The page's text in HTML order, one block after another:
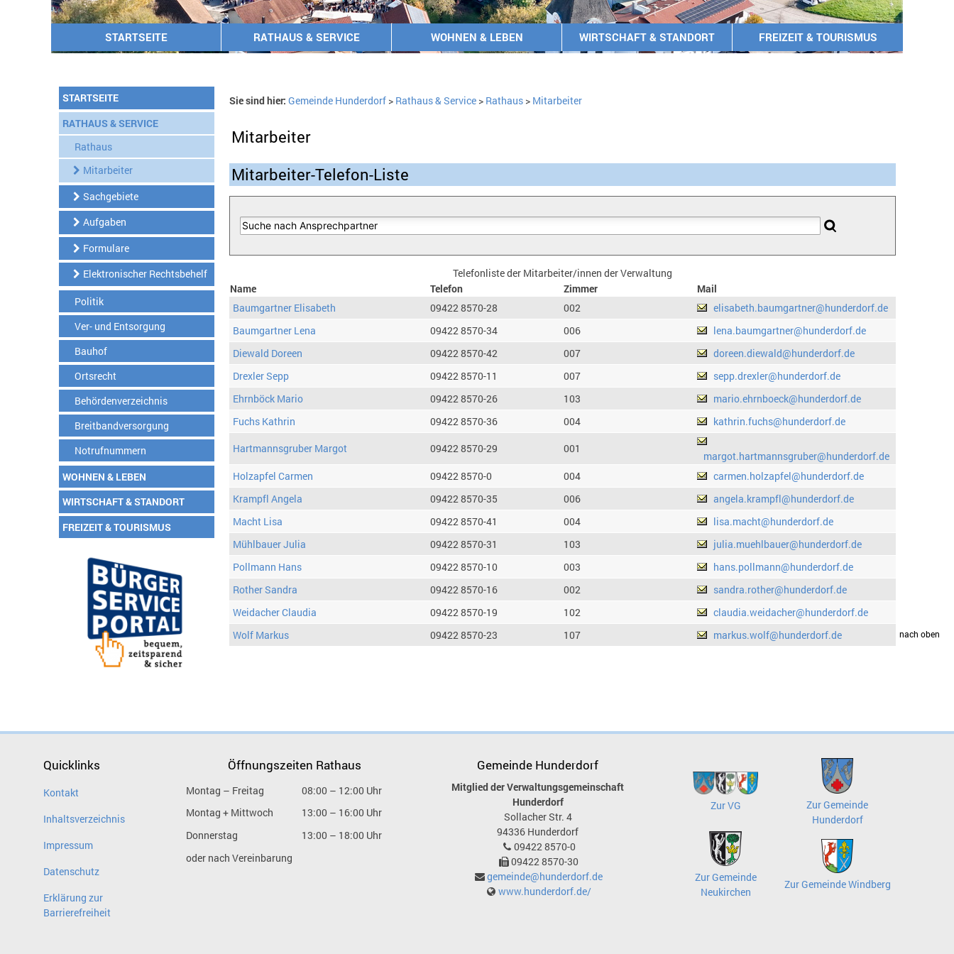
STARTSEITE RATHAUS & SERVICE WOHNEN & LEBEN WIRTSCHAFT & STANDORT FREIZEIT & TOURISMUS
STARTSEITE
RATHAUS & SERVICE
Rathaus
Mitarbeiter
Sachgebiete
Aufgaben
Formulare
Elektronischer Rechtsbehelf
Politik
Ver- und Entsorgung
Bauhof
Ortsrecht
Behördenverzeichnis
Breitbandversorgung
Notrufnummern
WOHNEN & LEBEN
WIRTSCHAFT & STANDORT
FREIZEIT & TOURISMUS
Sie sind hier: Gemeinde Hunderdorf> Rathaus & Service> Rathaus> Mitarbeiter
Mitarbeiter
Mitarbeiter-Telefon-Liste
Telefonliste der Mitarbeiter/innen der Verwaltung
Name
Telefon Zimmer
Mail
Baumgartner Elisabeth
09422 8570-28 002
elisabeth.baumgartner@hunderdorf.de
Baumgartner Lena
09422 8570-34 006
lena.baumgartner@hunderdorf.de
Diewald Doreen
09422 8570-42 007
doreen.diewald@hunderdorf.de
Drexler Sepp
09422 8570-11 007
sepp.drexler@hunderdorf.de
Ehrnböck Mario
09422 8570-26 103
mario.ehrnboeck@hunderdorf.de
Fuchs Kathrin
09422 8570-36 004
kathrin.fuchs@hunderdorf.de
Hartmannsgruber Margot
09422 8570-29 001
margot.hartmannsgruber@hunderdorf.de
Holzapfel Carmen
09422 8570-0 004
carmen.holzapfel@hunderdorf.de
Krampfl Angela
09422 8570-35 006
angela.krampfl@hunderdorf.de
Macht Lisa
09422 8570-41 004
lisa.macht@hunderdorf.de
Mühlbauer Julia
09422 8570-31 103
julia.muehlbauer@hunderdorf.de
Pollmann Hans
09422 8570-10 003
hans.pollmann@hunderdorf.de
Rother Sandra
09422 8570-16 002
sandra.rother@hunderdorf.de
Weidacher Claudia
09422 8570-19 102
claudia.weidacher@hunderdorf.de
Wolf Markus
09422 8570-23 107 markus.wolf@hunderdorf.dedrucken nach oben
Quicklinks
Kontakt
Inhaltsverzeichnis
Impressum
Datenschutz
Erklärung zur
Barrierefreiheit
Öffnungszeiten Rathaus
Montag – Freitag
08:00 – 12:00 Uhr
Montag + Mittwoch
13:00 – 16:00 Uhr
Donnerstag
13:00 – 18:00 Uhr
oder nach Vereinbarung
Gemeinde Hunderdorf
Mitglied der Verwaltungsgemeinschaft
Hunderdorf
Sollacher Str. 4
94336 Hunderdorf
09422 8570-0
09422 8570-30
gemeinde@hunderdorf.de
www.hunderdorf.de/
Zur VG
Zur Gemeinde
Hunderdorf
Zur Gemeinde
Neukirchen
Zur Gemeinde Windberg